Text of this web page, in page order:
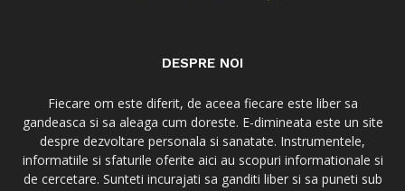
DESPRE NOI
Fiecare om este diferit, de aceea fiecare este liber sa
gandeasca si sa aleaga cum doreste. E-dimineata este un site
despre dezvoltare personala si sanatate. Instrumentele,
informatiile si sfaturile oferite aici au scopuri informationale si
de cercetare. Sunteti incurajati sa ganditi liber si sa puneti sub